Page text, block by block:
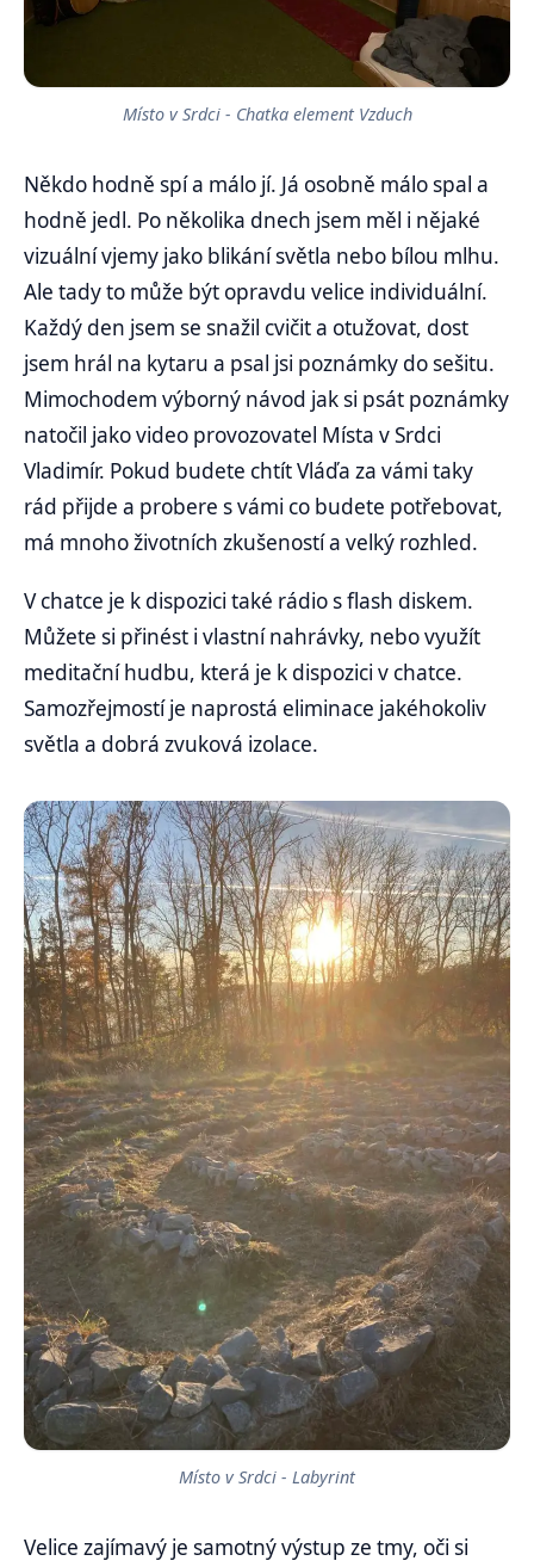
Místo v Srdci - Chatka element Vzduch
Někdo hodně spí a málo jí. Já osobně málo spal a
hodně jedl. Po několika dnech jsem měl i nějaké
vizuální vjemy jako blikání světla nebo bílou mlhu.
Ale tady to může být opravdu velice individuální.
Každý den jsem se snažil cvičit a otužovat, dost
jsem hrál na kytaru a psal jsi poznámky do sešitu.
Mimochodem výborný návod jak si psát poznámky
natočil jako video provozovatel Místa v Srdci
Vladimír. Pokud budete chtít Vláďa za vámi taky
rád přijde a probere s vámi co budete potřebovat,
má mnoho životních zkušeností a velký rozhled.
V chatce je k dispozici také rádio s flash diskem.
Můžete si přinést i vlastní nahrávky, nebo využít
meditační hudbu, která je k dispozici v chatce.
Samozřejmostí je naprostá eliminace jakéhokoliv
světla a dobrá zvuková izolace.
Místo v Srdci - Labyrint
Velice zajímavý je samotný výstup ze tmy, oči si